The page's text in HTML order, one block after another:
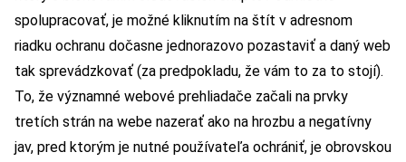
spolupracovať, je možné kliknutím na štít v adresnom
riadku ochranu dočasne jednorazovo pozastaviť a daný web
tak sprevádzkovať (za predpokladu, že vám to za to stojí).
To, že významné webové prehliadače začali na prvky
tretích strán na webe nazerať ako na hrozbu a negatívny
jav, pred ktorým je nutné používateľa ochrániť, je obrovskou